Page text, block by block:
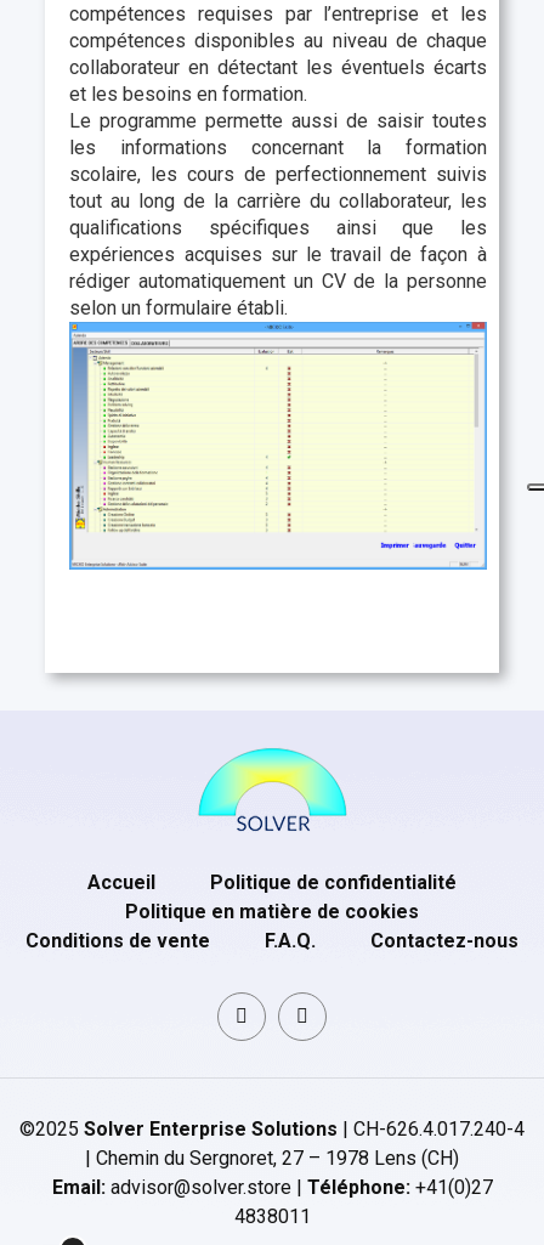
compétences requises par l’entreprise et les
compétences disponibles au niveau de chaque
collaborateur en détectant les éventuels écarts
et les besoins en formation.
Le programme permette aussi de saisir toutes
les informations concernant la formation
scolaire, les cours de perfectionnement suivis
tout au long de la carrière du collaborateur, les
qualifications spécifiques ainsi que les
expériences acquises sur le travail de façon à
rédiger automatiquement un CV de la personne
selon un formulaire établi.
Accueil
Politique de confidentialité
Politique en matière de cookies
Conditions de vente
F.A.Q. Contactez-nous
©2025 Solver Enterprise Solutions | CH-626.4.017.240-4
| Chemin du Sergnoret, 27 – 1978 Lens (CH)
Email:advisor@solver.store | Téléphone:+41(0)27
4838011